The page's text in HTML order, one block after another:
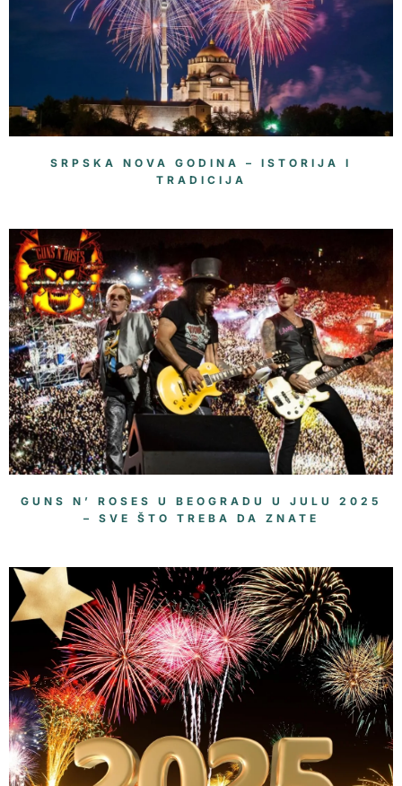
SRPSKA NOVA GODINA – ISTORIJA I
TRADICIJA
GUNS N’ ROSES U BEOGRADU U JULU 2025
– SVE ŠTO TREBA DA ZNATE